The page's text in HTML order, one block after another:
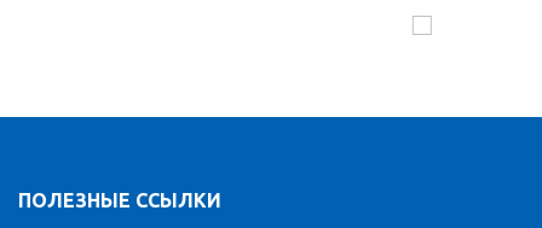
ПОЛЕЗНЫЕ ССЫЛКИ